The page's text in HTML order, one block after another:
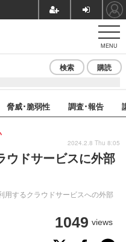
MENU
検索 購読
脅威･脆弱性 調査･報告
ウドサービスに外部
するクラウドサービスへの外部
1049 views
2024.2.8 Thu 8:05